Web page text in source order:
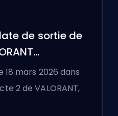
de sortie de
18 mars 2026 dans
2 de VALORANT,